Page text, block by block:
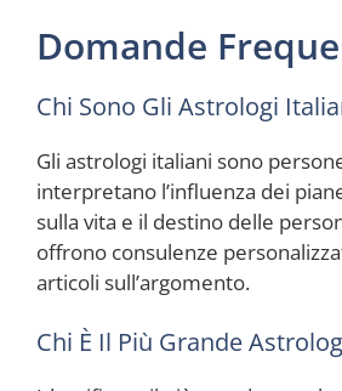
Domande
Chi Sono Gli Astrologi
Gli astrologi italiani sono
interpretano l’influenza dei
sulla vita e il destino delle
offrono consulenze
articoli sull’argomento.
Chi È Il Più Grande